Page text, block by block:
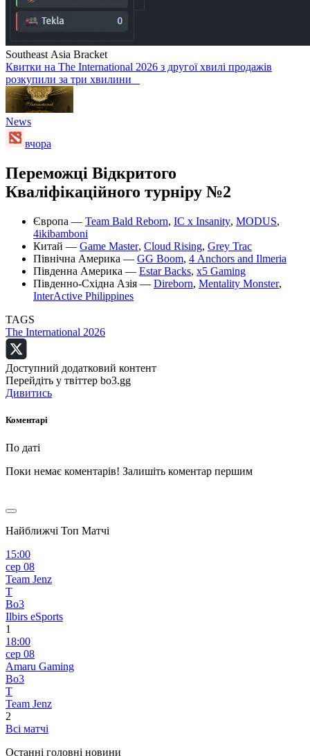
Southeast Asia Bracket
Квитки на The International 2026 з другої хвилі продажів
розкупили за три хвилини
News
вчора
Переможці Відкритого
Кваліфікаційного турніру №2
Європа — Team Bald Reborn, IC x Insanity, MODUS,
4ikibamboni
Китай — Game Master, Cloud Rising, Grey Trac
Північна Америка — GG Boom, 4 Anchors and Ilmeria
Південна Америка — Estar Backs, x5 Gaming
Південно-Східна Азія — Direborn, Mentality Monster,
InterActive Philippines
TAGS
The International 2026
Доступний додатковий контент
Перейдіть у твіттер bo3.gg
Дивитись
Коментарі
По даті
Поки немає коментарів! Залишіть коментар першим
Найближчі Топ Матчі
15:00
сер 08
Team Jenz
T
Bo3
Ilbirs eSports
1
18:00
сер 08
Amaru Gaming
Bo3
T
Team Jenz
2
Всі матчі
Останні головні новини